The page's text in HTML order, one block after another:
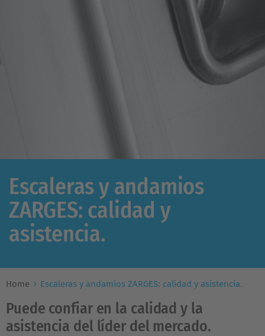
Escaleras y andamios
ZARGES: calidad y
asistencia.
Home Escaleras y andamios ZARGES: calidad y asistencia.
Puede confiar en la calidad y la
asistencia del líder del mercado.